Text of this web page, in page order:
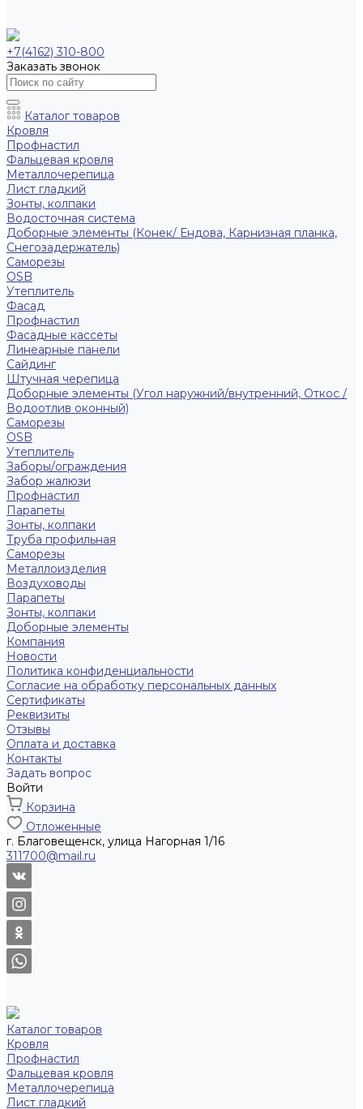
+7(4162) 310-800
Заказать звонок
Каталог товаров
Кровля
Профнастил
Фальцевая кровля
Металлочерепица
Лист гладкий
Зонты, колпаки
Водосточная система
Доборные элементы (Конек/ Ендова, Карнизная планка,
Снегозадержатель)
Саморезы
ОSB
Утеплитель
Фасад
Профнастил
Фасадные кассеты
Линеарные панели
Сайдинг
Штучная черепица
Доборные элементы (Угол наружний/внутренний, Откос /
Водоотлив оконный)
Саморезы
OSB
Утеплитель
Заборы/ограждения
Забор жалюзи
Профнастил
Парапеты
Зонты, колпаки
Труба профильная
Саморезы
Металлоизделия
Воздуховоды
Парапеты
Зонты, колпаки
Доборные элементы
Компания
Новости
Политика конфиденциальности
Согласие на обработку персональных данных
Сертификаты
Реквизиты
Отзывы
Оплата и доставка
Контакты
Задать вопрос
Войти
Корзина
Отложенные
г. Благовещенск, улица Нагорная 1/16
311700@mail.ru
Каталог товаров
Кровля
Профнастил
Фальцевая кровля
Металлочерепица
Лист гладкий